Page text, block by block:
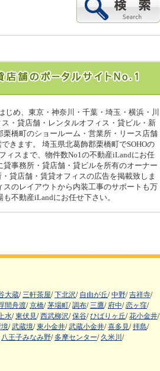
め、東京・神奈川・千葉・埼玉・横浜・川
・貸店舗・レンタルオフィス・貸ビル・新
橋町のショールーム・営業所・リース店舗
きます。 埼玉県北葛飾郡栗橋町でSOHOの
ィスまで、物件数No1の不動産iLandにお任
事務所・貸店舗・貸ビルを所有のオーナー
貸店舗・賃貸オフィスの広告を掲載致しま
のレイアウトから内装工事のサポートも万
不動産iLandにお任せ下さい。
大蔵/ 三軒茶屋/ 下北沢/ 自由が丘/ 中野/ 吉祥寺/
間舟渡/ 京橋/ 茅場町/ 調布/ 三鷹/ 府中/ 恋ヶ窪/
水/ 東伏見/ 西武柳沢/ 保谷/ ひばりヶ丘/ 花小金井/
境/ 武蔵境/ 東小金井/ 武蔵小金井/ 喜多見/ 拝島/
八王子みなみ野/ 多摩センター/ 久米川 /